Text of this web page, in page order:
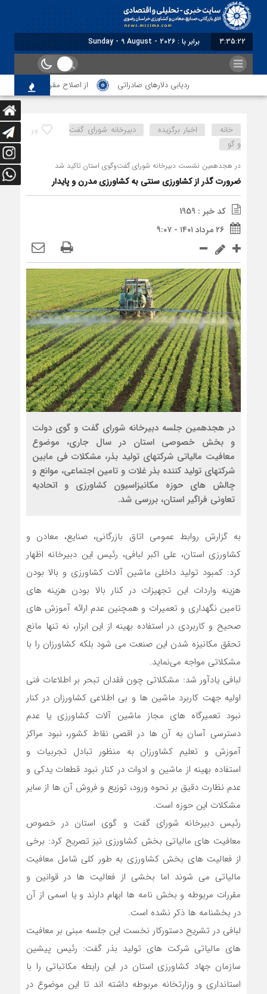
3:35:23 برابر با : Sunday - 9 August - 2026
ردیابی دلارهای صادراتی از اصلاح مقررات بانکی و ارزی تا
64 خانه اخبار برگزیده
دبیرخانه شورای گفت
و گو
در هجدهمین نشست دبیرخانه شورای گفت‌وگوی استان تاکید شد
ضرورت گذر از کشاورزی سنتی به کشاورزی مدرن و پایدار
کد خبر : 1959
۲۶ مرداد ۱۴۰۱ - ۹:۰۷
در هجدهمین جلسه دبیرخانه شورای گفت و گوی دولت
و بخش خصوصی استان در سال جاری، موضوع
معافیت مالیاتی شرکتهای تولید بذر، مشکلات فی مابین
شرکتهای تولید کننده بذر غلات و تامین اجتماعی، موانع و
چالش های حوزه مکانیزاسیون کشاورزی و اتحادیه
تعاونی فراگیر استان، بررسی شد.
به گزارش روابط عمومی اتاق بازرگانی، صنایع، معادن و
کشاورزی استان، علی اکبر لبافی، رئیس این دبیرخانه اظهار
کرد: کمبود تولید داخلی ماشین آلات کشاورزی و بالا بودن
هزینه واردات این تجهیزات در کنار بالا بودن هزینه های
تامین نگهداری و تعمیرات و همچنین عدم ارائه آموزش های
صحیح و کاربردی در استفاده بهینه از این ابزار، نه تنها مانع
تحقق مکانیزه شدن این صنعت می شود بلکه کشاورزان را با
مشکلاتی مواجه می‌نماید.
لبافی یادآور شد: مشکلاتی چون فقدان تبحر بر اطلاعات فنی
اولیه جهت کاربرد ماشین ها و بی اطلاعی کشاورزان در کنار
نبود تعمیرگاه های مجاز ماشین آلات کشاورزی یا عدم
دسترسی آسان به آن ها در اقصی نقاط کشور، نبود مراکز
آموزش و تعلیم کشاورزان به منظور تبادل تجربیات و
استفاده بهینه از ماشین و ادوات در کنار نبود قطعات یدکی و
عدم نظارت دقیق بر نحوه ورود، توزیع و فروش آن ها از سایر
مشکلات این حوزه است.
رئیس دبیرخانه شورای گفت و گوی استان در خصوص
معافیت های مالیاتی بخش کشاورزی نیز تصریح کرد: برخی
از فعالیت های بخش کشاورزی به طور کلی شامل معافیت
مالیاتی می شوند اما بخشی از فعالیت ها در قوانین و
مقررات مربوطه و بخش نامه ها ابهام دارند و یا اسمی از آن
در بخشنامه ها ذکر نشده است.
لبافی در تشریح دستورکار نخست این جلسه مبنی بر معافیت
های مالیاتی شرکت های تولید بذر گفت: رئیس پیشین
سازمان جهاد کشاورزی استان در این رابطه مکاتباتی را با
استانداری و وزارتخانه مربوطه داشته اند تا این موضوع در